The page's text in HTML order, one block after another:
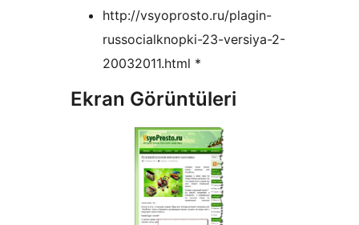
http://vsyoprosto.ru/plagin-
russocialknopki-23-versiya-2-
20032011.html *
Ekran Görüntüleri